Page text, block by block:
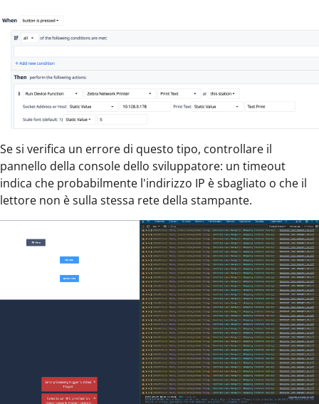
Se si verifica un errore di questo tipo, controllare il
pannello della console dello sviluppatore: un timeout
indica che probabilmente l'indirizzo IP è sbagliato o che il
lettore non è sulla stessa rete della stampante.